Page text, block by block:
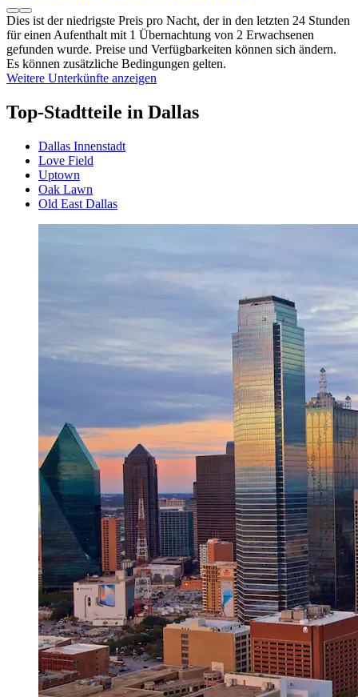
Dies ist der niedrigste Preis pro Nacht, der in den letzten 24 Stunden
für einen Aufenthalt mit 1 Übernachtung von 2 Erwachsenen
gefunden wurde. Preise und Verfügbarkeiten können sich ändern.
Es können zusätzliche Bedingungen gelten.
Weitere Unterkünfte anzeigen
Top-Stadtteile in Dallas
Dallas Innenstadt
Love Field
Uptown
Oak Lawn
Old East Dallas